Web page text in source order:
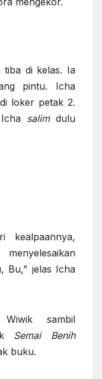
tiba di kelas. Ia
pintu. Icha
loker petak 2.
salimdulu
kealpaannya,
Bu,” jelas Icha
sambil
Semai Benih
buku.